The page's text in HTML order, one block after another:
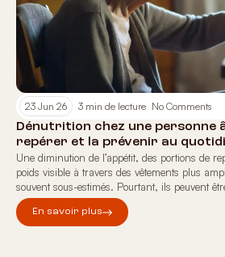
23 Jun 26 3 min de lecture No Comments
Dénutrition chez une personne
repérer et la prévenir au
Une diminution de l’appétit, des portions de
poids visible à travers des vêtements plus
souvent sous-estimés. Pourtant, ils peuvent
En savoir plus